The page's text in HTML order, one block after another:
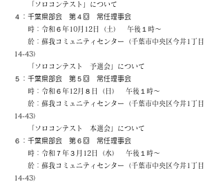
「ソロコンテスト」について
４：千葉県部会 第４回 常任理事会
時：令和６年10月12日（土） 午後１時〜
於：蘇我コミュニティセンター（千葉市中央区今井1丁目
14-43）
「ソロコンテスト 予選会」について
５：千葉県部会 第５回 常任理事会
時：令和６年12月８日（日） 午後１時〜
於：蘇我コミュニティセンター（千葉市中央区今井1丁目
14-43）
「ソロコンテスト 本選会」について
６：千葉県部会 第６回 常任理事会
時：令和７年３月12日（水） 午後１時〜
於：蘇我コミュニティセンター（千葉市中央区今井1丁目
14-43）